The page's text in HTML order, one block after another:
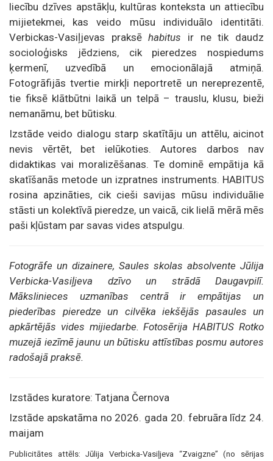
liecību dzīves apstākļu, kultūras konteksta un attiecību
mijietekmei, kas veido mūsu individuālo identitāti.
Verbickas-Vasiļjevas praksēhabitus ir ne tik daudz
socioloģisks jēdziens, cik pieredzes nospiedums
ķermenī, uzvedībā un emocionālajā atmiņā.
Fotogrāfijās tvertie mirkļi neportretē un nereprezentē,
tie fiksē klātbūtni laikā un telpā – trauslu, klusu, bieži
nemanāmu, bet būtisku.
Izstāde veido dialogu starp skatītāju un attēlu, aicinot
nevis vērtēt, bet ielūkoties. Autores darbos nav
didaktikas vai moralizēšanas. Te dominē empātija kā
skatīšanās metode un izpratnes instruments. HABITUS
rosina apzināties, cik cieši savijas mūsu individuālie
stāsti un kolektīvā pieredze, un vaicā, cik lielā mērā mēs
paši kļūstam par savas vides atspulgu.
Fotogrāfe un dizainere, Saules skolas absolvente Jūlija
Verbicka-Vasiļjeva dzīvo un strādā Daugavpilī.
Mākslinieces uzmanības centrā ir empātijas un
piederības pieredze un cilvēka iekšējās pasaules un
apkārtējās vides mijiedarbe. Fotosērija HABITUS Rotko
muzejā iezīmē jaunu un būtisku attīstības posmu autores
radošajā praksē.
Izstādes kuratore: Tatjana Černova
Izstāde apskatāma no 2026. gada 20. februāra līdz 24.
maijam
Publicitātes attēls: Jūlija Verbicka-Vasiļjeva “Zvaigzne” (no sērijas